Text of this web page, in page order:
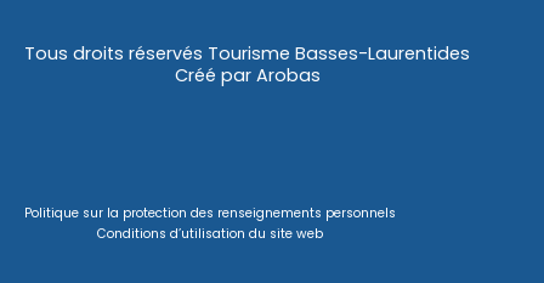
Tous droits réservés Tourisme Basses-Laurentides
Créé par Arobas
Politique sur la protection des renseignements personnels
Conditions d’utilisation du site web